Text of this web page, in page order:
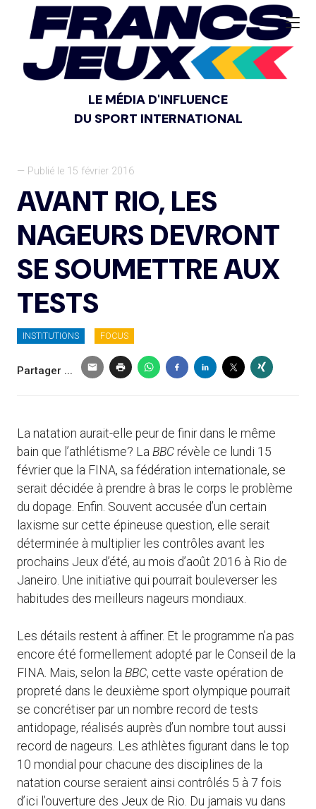
LE MÉDIA D'INFLUENCE
DU SPORT INTERNATIONAL
— Publié le 15 février 2016
AVANT RIO, LES
NAGEURS DEVRONT
SE SOUMETTRE AUX
TESTS
INSTITUTIONS FOCUS
Partager ...
La natation aurait-elle peur de finir dans le même
bain que l’athlétisme? La BBC révèle ce lundi 15
février que la FINA, sa fédération internationale, se
serait décidée à prendre à bras le corps le problème
du dopage. Enfin. Souvent accusée d’un certain
laxisme sur cette épineuse question, elle serait
déterminée à multiplier les contrôles avant les
prochains Jeux d’été, au mois d’août 2016 à Rio de
Janeiro. Une initiative qui pourrait bouleverser les
habitudes des meilleurs nageurs mondiaux.
Les détails restent à affiner. Et le programme n’a pas
encore été formellement adopté par le Conseil de la
FINA. Mais, selon la BBC, cette vaste opération de
propreté dans le deuxième sport olympique pourrait
se concrétiser par un nombre record de tests
antidopage, réalisés auprès d’un nombre tout aussi
record de nageurs. Les athlètes figurant dans le top
10 mondial pour chacune des disciplines de la
natation course seraient ainsi contrôlés 5 à 7 fois
d’ici l’ouverture des Jeux de Rio. Du jamais vu dans